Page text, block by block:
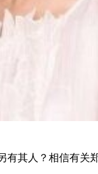
人？相信有关